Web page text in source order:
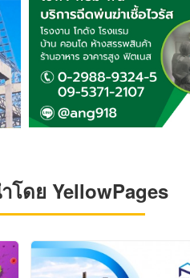
โดย YellowPages